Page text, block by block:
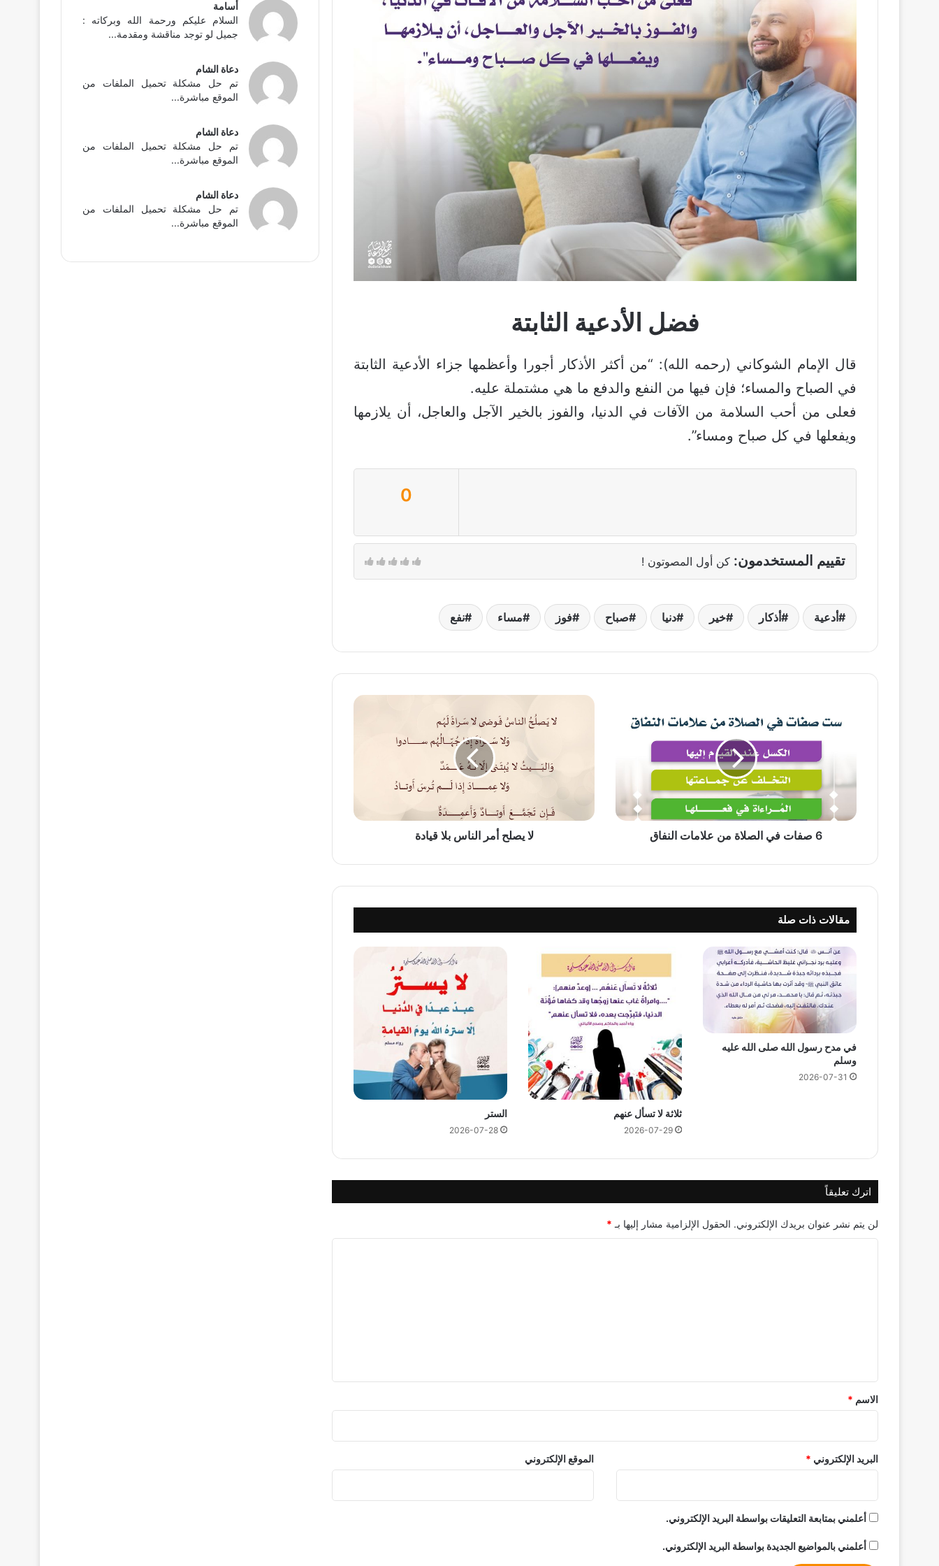
فضل الأدعية الثابتة
قال الإمام الشوكاني (رحمه الله): “من أكثر الأذكار أجورا وأعظمها جزاء الأدعية الثابتة
في الصباح والمساء؛ فإن فيها من النفع والدفع ما هي مشتملة عليه.
‏فعلى من أحب السلامة من الآفات في الدنيا، والفوز بالخير الآجل والعاجل، أن يلازمها
ويفعلها في كل صباح ومساء”.
0
تقييم المستخدمون: كن أول المصوتون !
أدعية أذكار خير دنيا صباح فوز مساء نفع
النفاق
6 صفات في الصلاة من علامات النفاق
لا
لا يصلح أمر الناس بلا قيادة
مقالات ذات صلة
في مدح رسول الله صلى الله عليه
وسلم
2026-07-31
ثلاثة لا تسأل عنهم
2026-07-29
الستر
2026-07-28
اترك تعليقاً
لن يتم نشر عنوان بريدك الإلكتروني. الحقول الإلزامية مشار إليها بـ *
*الاسم *
البريد الإلكتروني * الموقع الإلكتروني
أعلمني بمتابعة التعليقات بواسطة البريد الإلكتروني.
أعلمني بالمواضيع الجديدة بواسطة البريد الإلكتروني.
أسامة
السلام عليكم ورحمة الله وبركاته :
جميل لو توجد مناقشة ومقدمة...
دعاة الشام
تم حل مشكلة تحميل الملفات من
الموقع مباشرة...
دعاة الشام
تم حل مشكلة تحميل الملفات من
الموقع مباشرة...
دعاة الشام
تم حل مشكلة تحميل الملفات من
الموقع مباشرة...